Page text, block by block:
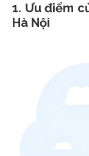
1. Ưu điểm
Hà Nội